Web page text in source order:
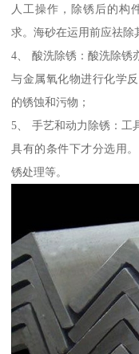
人工操作，除锈后的构
求。海砂在运用前应祛除
4、 酸洗除锈：酸洗除锈
与金属氧化物进行化学
的锈蚀和污物；
5、 手艺和动力除锈：工
具有的条件下才分选用
锈处理等。